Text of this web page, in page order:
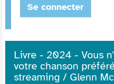
Se connecter
Livre - 2024 - Vous
votre chanson
streaming / Glenn